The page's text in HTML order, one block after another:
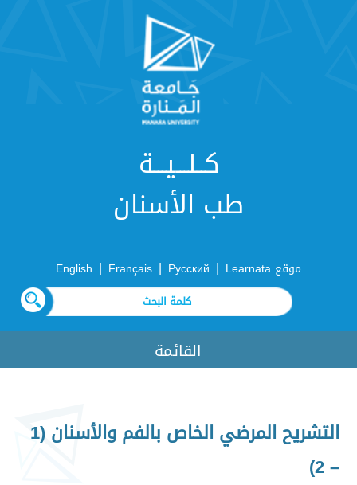
كــلـــيـــة
طب الأسنان
موقع Learnata |
Русский
|
Français
|
English
القائمة
التشريح المرضي الخاص بالفم والأسنان (1
– 2)